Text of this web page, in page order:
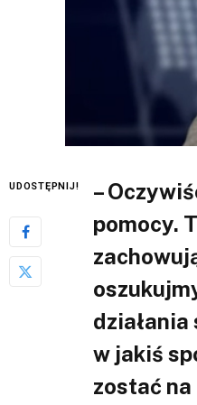
UDOSTĘPNIJ!
–
pomocy.
w jakiś
zostać